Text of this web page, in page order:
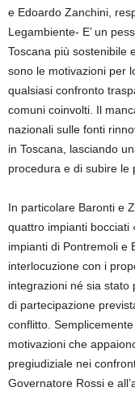
e Edoardo Zanchini,
Legambiente- E’ un
Toscana più sostenibile
sono le motivazioni per
qualsiasi confronto
comuni coinvolti. Il
nazionali sulle fonti
in Toscana, lasciando
procedura e di subire le
In particolare Baronti e
quattro impianti bocciati
impianti di Pontremoli e
interlocuzione con i
integrazioni né sia stato
di partecipazione
conflitto.
motivazioni che
pregiudiziale nei
Governatore Rossi e